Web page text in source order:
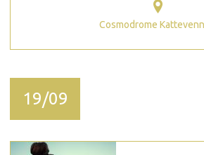
Cosmodrome
19/09